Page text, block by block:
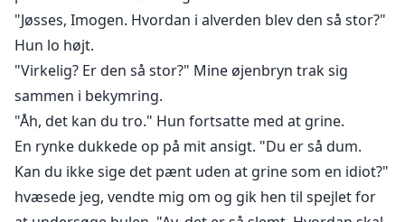
"Jøsses, Imogen. Hvordan i alverden blev den så stor?"
Hun lo højt.
"Virkelig? Er den så stor?" Mine øjenbryn trak sig
sammen i bekymring.
"Åh, det kan du tro." Hun fortsatte med at grine.
En rynke dukkede op på mit ansigt. "Du er så dum.
Kan du ikke sige det pænt uden at grine som en idiot?"
hvæsede jeg, vendte mig om og gik hen til spejlet for